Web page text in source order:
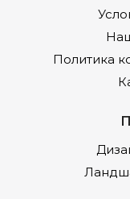
Политика